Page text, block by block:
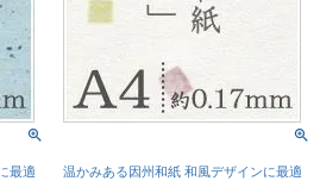
最適 温かみある因州和紙 和風デザインに最適